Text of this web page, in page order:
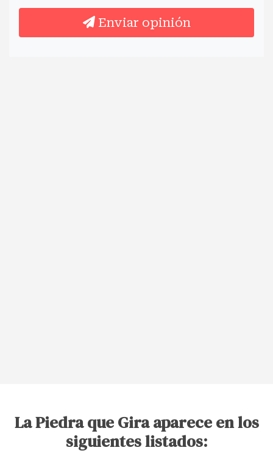
Enviar opinión
La Piedra que Gira aparece en los
siguientes listados: